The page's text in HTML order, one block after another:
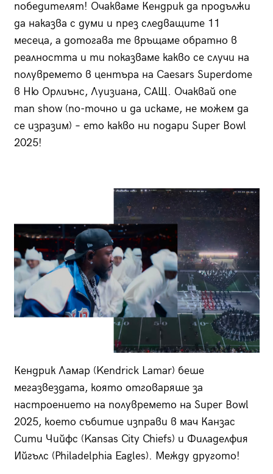
победителят! Очакваме Кендрик да продължи
да наказва с думи и през следващите 11
месеца, а дотогава те връщаме обратно в
реалността и ти показваме какво се случи на
полувремето в центъра на Caesars Superdome
в Ню Орлиънс, Луизиана, САЩ. Очаквай one
man show (по-точно и да искаме, не можем да
се изразим) – ето какво ни подари Super Bowl
2025!
Кендрик Ламар (Kendrick Lamar) беше
мегазвездата, която отговаряше за
настроението на полувремето на Super Bowl
2025, което събитие изправи в мач Канзас
Сити Чийфс (Kansas City Chiefs) и Филаделфия
Ийгълс (Philadelphia Eagles). Между другото!